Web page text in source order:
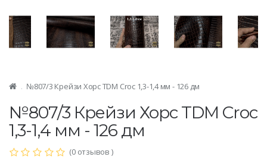
№807/3 Крейзи Хорс TDM Croc 1,3-1,4 мм - 126 дм
№807/3 Крейзи Хорс TDM Croc
1,3-1,4 мм - 126 дм
(0 отзывов )